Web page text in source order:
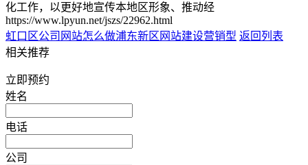
化工作，以更好地宣传本地区形象、推动经
https://www.lpyun.net/jszs/22962.html
虹口区公司网站怎么做浦东新区网站建设营销型 返回列表
相关推荐
立即预约
姓名
电话
公司